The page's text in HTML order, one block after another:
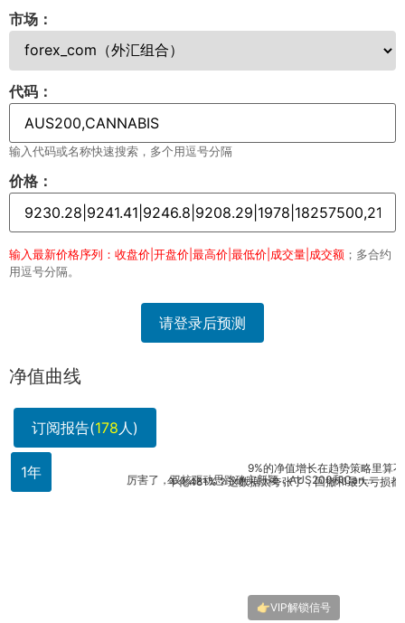
市场：
代码：
输入代码或名称快速搜索，多个用逗号分隔
价格：
输入最新价格序列：收盘价|开盘价|最高价|最低价|成交量|成交额 ；多合约
用逗号分隔。
请登录后预测
净值曲线
订阅报告(178人)
1年
年化481%？这数据太夸张了，回撤和最大亏损都没提
厉害了，双核驱动思路确实新颖，AUS200和Can...
9%的净值增长在趋势策略里算不错